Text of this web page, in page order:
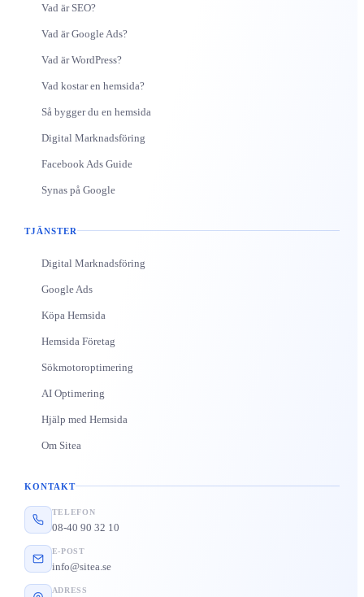
Vad är SEO?
Vad är Google Ads?
Vad är WordPress?
Vad kostar en hemsida?
Så bygger du en hemsida
Digital Marknadsföring
Facebook Ads Guide
Synas på Google
TJÄNSTER
Digital Marknadsföring
Google Ads
Köpa Hemsida
Hemsida Företag
Sökmotoroptimering
AI Optimering
Hjälp med Hemsida
Om Sitea
KONTAKT
TELEFON
08-40 90 32 10
E-POST
info@sitea.se
ADRESS